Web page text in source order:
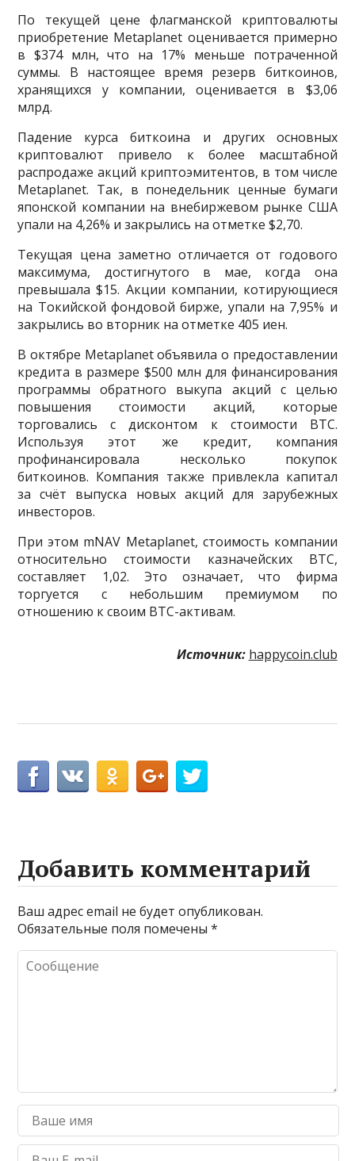
По текущей цене флагманской криптовалюты
приобретение Metaplanet оценивается примерно
в $374 млн, что на 17% меньше потраченной
суммы. В настоящее время резерв биткоинов,
хранящихся у компании, оценивается в $3,06
млрд.
Падение курса биткоина и других основных
криптовалют привело к более масштабной
распродаже акций криптоэмитентов, в том числе
Metaplanet. Так, в понедельник ценные бумаги
японской компании на внебиржевом рынке США
упали на 4,26% и закрылись на отметке $2,70.
Текущая цена заметно отличается от годового
максимума, достигнутого в мае, когда она
превышала $15. Акции компании, котирующиеся
на Токийской фондовой бирже, упали на 7,95% и
закрылись во вторник на отметке 405 иен.
В октябре Metaplanet объявила о предоставлении
кредита в размере $500 млн для финансирования
программы обратного выкупа акций с целью
повышения стоимости акций, которые
торговались с дисконтом к стоимости BTC.
Используя этот же кредит, компания
профинансировала несколько покупок
биткоинов. Компания также привлекла капитал
за счёт выпуска новых акций для зарубежных
инвесторов.
При этом mNAV Metaplanet, стоимость компании
относительно стоимости казначейских BTC,
составляет 1,02. Это означает, что фирма
торгуется с небольшим премиумом по
отношению к своим BTC-активам.
Источник: happycoin.club
Добавить комментарий
Ваш адрес email не будет опубликован.
Обязательные поля помечены*